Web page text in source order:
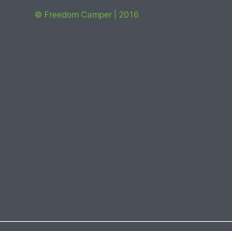
© Freedom Camper | 2016